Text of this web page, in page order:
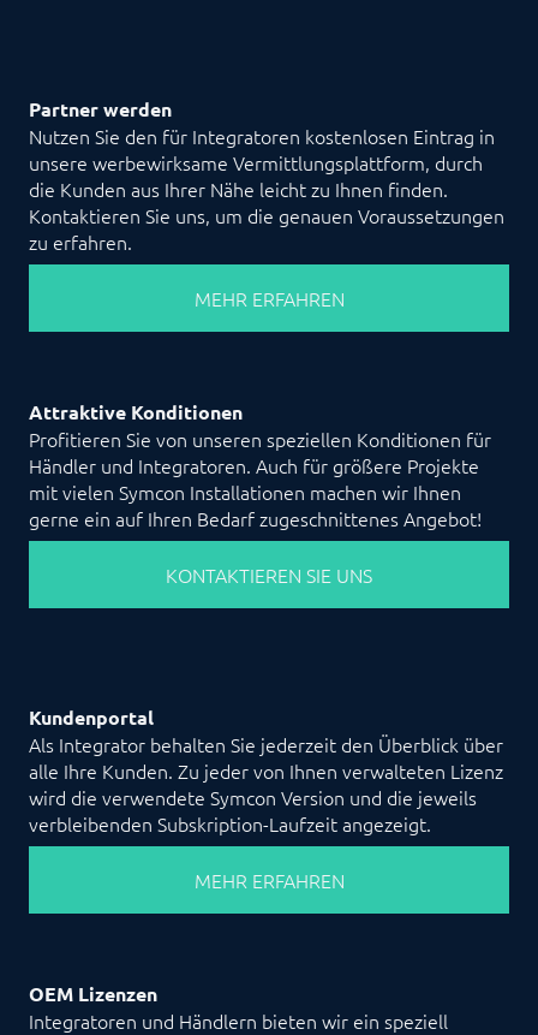
Partner werden
Nutzen Sie den für Integratoren kostenlosen Eintrag in
unsere werbewirksame Vermittlungsplattform, durch
die Kunden aus Ihrer Nähe leicht zu Ihnen finden.
Kontaktieren Sie uns, um die genauen Voraussetzungen
zu erfahren.
MEHR ERFAHREN
Attraktive Konditionen
Profitieren Sie von unseren speziellen Konditionen für
Händler und Integratoren. Auch für größere Projekte
mit vielen Symcon Installationen machen wir Ihnen
gerne ein auf Ihren Bedarf zugeschnittenes Angebot!
KONTAKTIEREN SIE UNS
Kundenportal
Als Integrator behalten Sie jederzeit den Überblick über
alle Ihre Kunden. Zu jeder von Ihnen verwalteten Lizenz
wird die verwendete Symcon Version und die jeweils
verbleibenden Subskription-Laufzeit angezeigt.
MEHR ERFAHREN
OEM Lizenzen
Integratoren und Händlern bieten wir ein speziell